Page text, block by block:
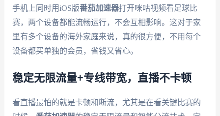
手机上同时用iOS版番茄加速器打开咪咕视频看足球比
赛，两个设备都能流畅运行，不会互相影响。这对于家
里有多个设备的海外家庭来说，真的很方便，不用每个
设备都买单独的会员，省钱又省心。
稳定无限流量+专线带宽，直播不卡顿
看直播最怕的就是卡顿和断流，尤其是在看关键比赛的